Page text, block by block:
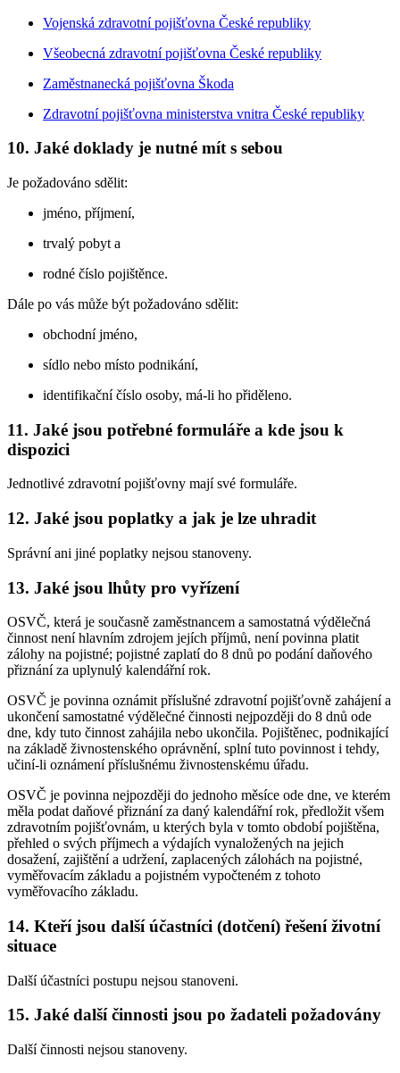
Vojenská zdravotní pojišťovna České republiky
Všeobecná zdravotní pojišťovna České republiky
Zaměstnanecká pojišťovna Škoda
Zdravotní pojišťovna ministerstva vnitra České republiky
10. Jaké doklady je nutné mít s sebou
Je požadováno sdělit:
jméno, příjmení,
trvalý pobyt a
rodné číslo pojištěnce.
Dále po vás může být požadováno sdělit:
obchodní jméno,
sídlo nebo místo podnikání,
identifikační číslo osoby, má-li ho přiděleno.
11. Jaké jsou potřebné formuláře a kde jsou k
dispozici
Jednotlivé zdravotní pojišťovny mají své formuláře.
12. Jaké jsou poplatky a jak je lze uhradit
Správní ani jiné poplatky nejsou stanoveny.
13. Jaké jsou lhůty pro vyřízení
OSVČ, která je současně zaměstnancem a samostatná výdělečná
činnost není hlavním zdrojem jejích příjmů, není povinna platit
zálohy na pojistné; pojistné zaplatí do 8 dnů po podání daňového
přiznání za uplynulý kalendářní rok.
OSVČ je povinna oznámit příslušné zdravotní pojišťovně zahájení a
ukončení samostatné výdělečné činnosti nejpozději do 8 dnů ode
dne, kdy tuto činnost zahájila nebo ukončila. Pojištěnec, podnikající
na základě živnostenského oprávnění, splní tuto povinnost i tehdy,
učiní-li oznámení příslušnému živnostenskému úřadu.
OSVČ je povinna nejpozději do jednoho měsíce ode dne, ve kterém
měla podat daňové přiznání za daný kalendářní rok, předložit všem
zdravotním pojišťovnám, u kterých byla v tomto období pojištěna,
přehled o svých příjmech a výdajích vynaložených na jejich
dosažení, zajištění a udržení, zaplacených zálohách na pojistné,
vyměřovacím základu a pojistném vypočteném z tohoto
vyměřovacího základu.
14. Kteří jsou další účastníci (dotčení) řešení životní
situace
Další účastníci postupu nejsou stanoveni.
15. Jaké další činnosti jsou po žadateli požadovány
Další činnosti nejsou stanoveny.